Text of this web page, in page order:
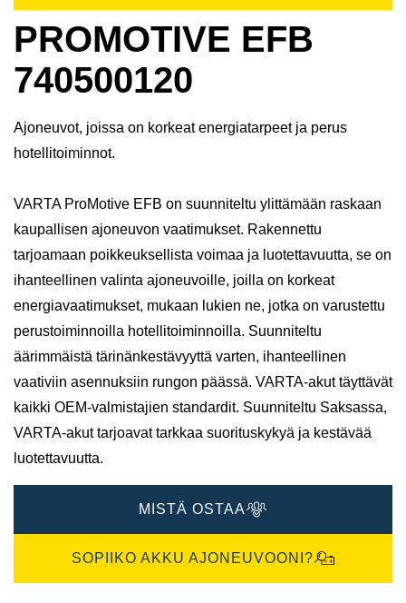
PROMOTIVE EFB
740500120
Ajoneuvot, joissa on korkeat energiatarpeet ja perus
hotellitoiminnot.
VARTA ProMotive EFB on suunniteltu ylittämään raskaan
kaupallisen ajoneuvon vaatimukset. Rakennettu
tarjoamaan poikkeuksellista voimaa ja luotettavuutta, se on
ihanteellinen valinta ajoneuvoille, joilla on korkeat
energiavaatimukset, mukaan lukien ne, jotka on varustettu
perustoiminnoilla hotellitoiminnoilla. Suunniteltu
äärimmäistä tärinänkestävyyttä varten, ihanteellinen
vaativiin asennuksiin rungon päässä. VARTA-akut täyttävät
kaikki OEM-valmistajien standardit. Suunniteltu Saksassa,
VARTA-akut tarjoavat tarkkaa suorituskykyä ja kestävää
luotettavuutta.
MISTÄ OSTAA
SOPIIKO AKKU AJONEUVOONI?